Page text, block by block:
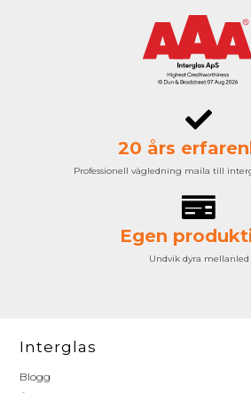
20 års
Professionell vägledning maila till
Egen
Undvik dyra mellanled
Interglas
Blogg